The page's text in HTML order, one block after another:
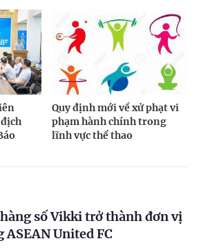
Quy định mới về xử phạt vi
phạm hành chính trong
lĩnh vực thể thao
số Vikki trở thành đơn vị
United FC